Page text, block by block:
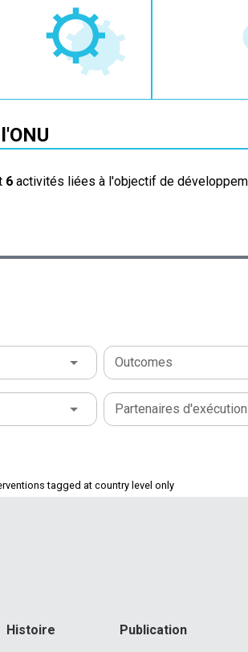
6 activités liées à l'objectif de
Outcomes
Partenaires d'exécution
tagged at country level only
Histoire Publication